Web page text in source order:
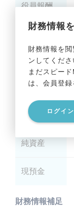
財務情報
財務情報を
ンしてくださ
まだスピー
は、会員登録
ログイ
役員報酬
貸借対照表（B/
総資産
有利子負債
純資産
現預金
財務情報補足